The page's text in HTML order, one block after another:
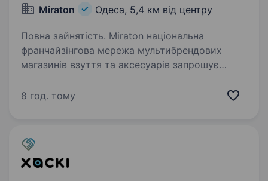
Miraton
Одеса, 5,4 км від центру
Повна зайнятість. Miraton національна
франчайзінгова мережа мультибрендових
магазинів взуття та аксесуарів запрошує
зв’язку Telegram. Європейська, 18 Розглядаємо
8 год. тому